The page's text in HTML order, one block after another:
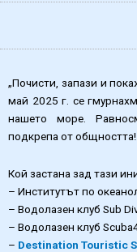
„Почисти, запази и
май 2025 г. се
нашето море.
подкрепа от общността!
Кой застана зад тази
– Институтът по
– Водолазен клуб Sub
– Водолазен клуб
– Destination Touristic